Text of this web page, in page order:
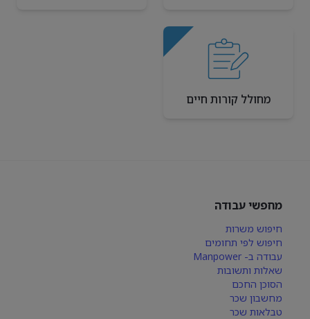
מחולל קורות חיים
מחפשי עבודה
חיפוש משרות
חיפוש לפי תחומים
עבודה ב- Manpower
שאלות ותשובות
הסוכן החכם
מחשבון שכר
טבלאות שכר